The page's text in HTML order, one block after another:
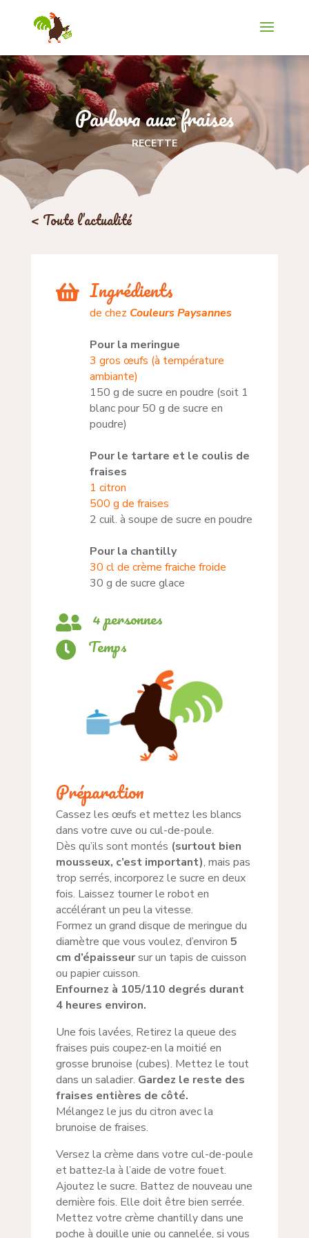
Pavlova aux fraises
RECETTE
< Toute l’actualité
 Ingrédients
de chez Couleurs Paysannes
Pour la meringue
3 gros œufs (à température
ambiante)
150 g de sucre en poudre (soit 1
blanc pour 50 g de sucre en
poudre)
Pour le tartare et le coulis de
fraises
1 citron
500 g de fraises
2 cuil. à soupe de sucre en poudre
Pour la chantilly
30 cl de crème fraiche froide
30 g de sucre glace
 4 personnes
 Temps
Préparation
Cassez les œufs et mettez les blancs
dans votre cuve ou cul-de-poule.
Dès qu’ils sont montés (surtout bien
mousseux, c’est important), mais pas
trop serrés, incorporez le sucre en deux
fois. Laissez tourner le robot en
accélérant un peu la vitesse.
Formez un grand disque de meringue du
diamètre que vous voulez, d’environ 5
cm d’épaisseursur un tapis de cuisson
ou papier cuisson.
Enfournez à 105/110 degrés durant
4 heures environ.
Une fois lavées, Retirez la queue des
fraises puis coupez-en la moitié en
grosse brunoise (cubes). Mettez le tout
dans un saladier. Gardez le reste des
fraises entières de côté.
Mélangez le jus du citron avec la
brunoise de fraises.
Versez la crème dans votre cul-de-poule
et battez-la à l’aide de votre fouet.
Ajoutez le sucre. Battez de nouveau une
dernière fois. Elle doit être bien serrée.
Mettez votre crème chantilly dans une
poche à douille unie ou cannelée, si vous